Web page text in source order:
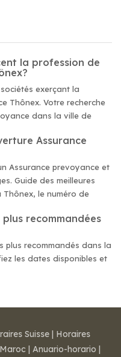
la profession de
exerçant la
Thônex. Votre recherche
dans la ville de
Assurance
Assurance prevoyance et
Guide des meilleures
le numéro de
recommandées
plus recommandés dans la
les dates disponibles et
Suisse | Horaires
| Anuario-horario |